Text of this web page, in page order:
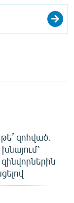
զոհված․